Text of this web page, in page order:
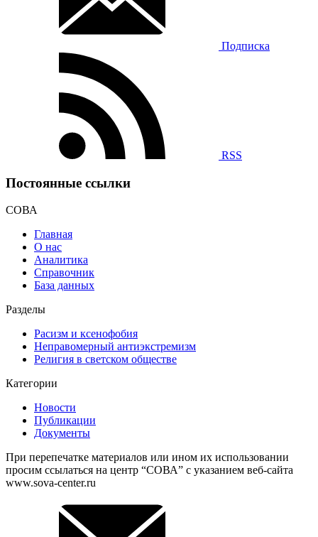
Подписка
RSS
Постоянные ссылки
СОВА
Главная
О нас
Аналитика
Справочник
База данных
Разделы
Расизм и ксенофобия
Неправомерный антиэкстремизм
Религия в светском обществе
Категории
Новости
Публикации
Документы
При перепечатке материалов или ином их использовании
просим ссылаться на центр “СОВА” с указанием веб-сайта
www.sova-center.ru